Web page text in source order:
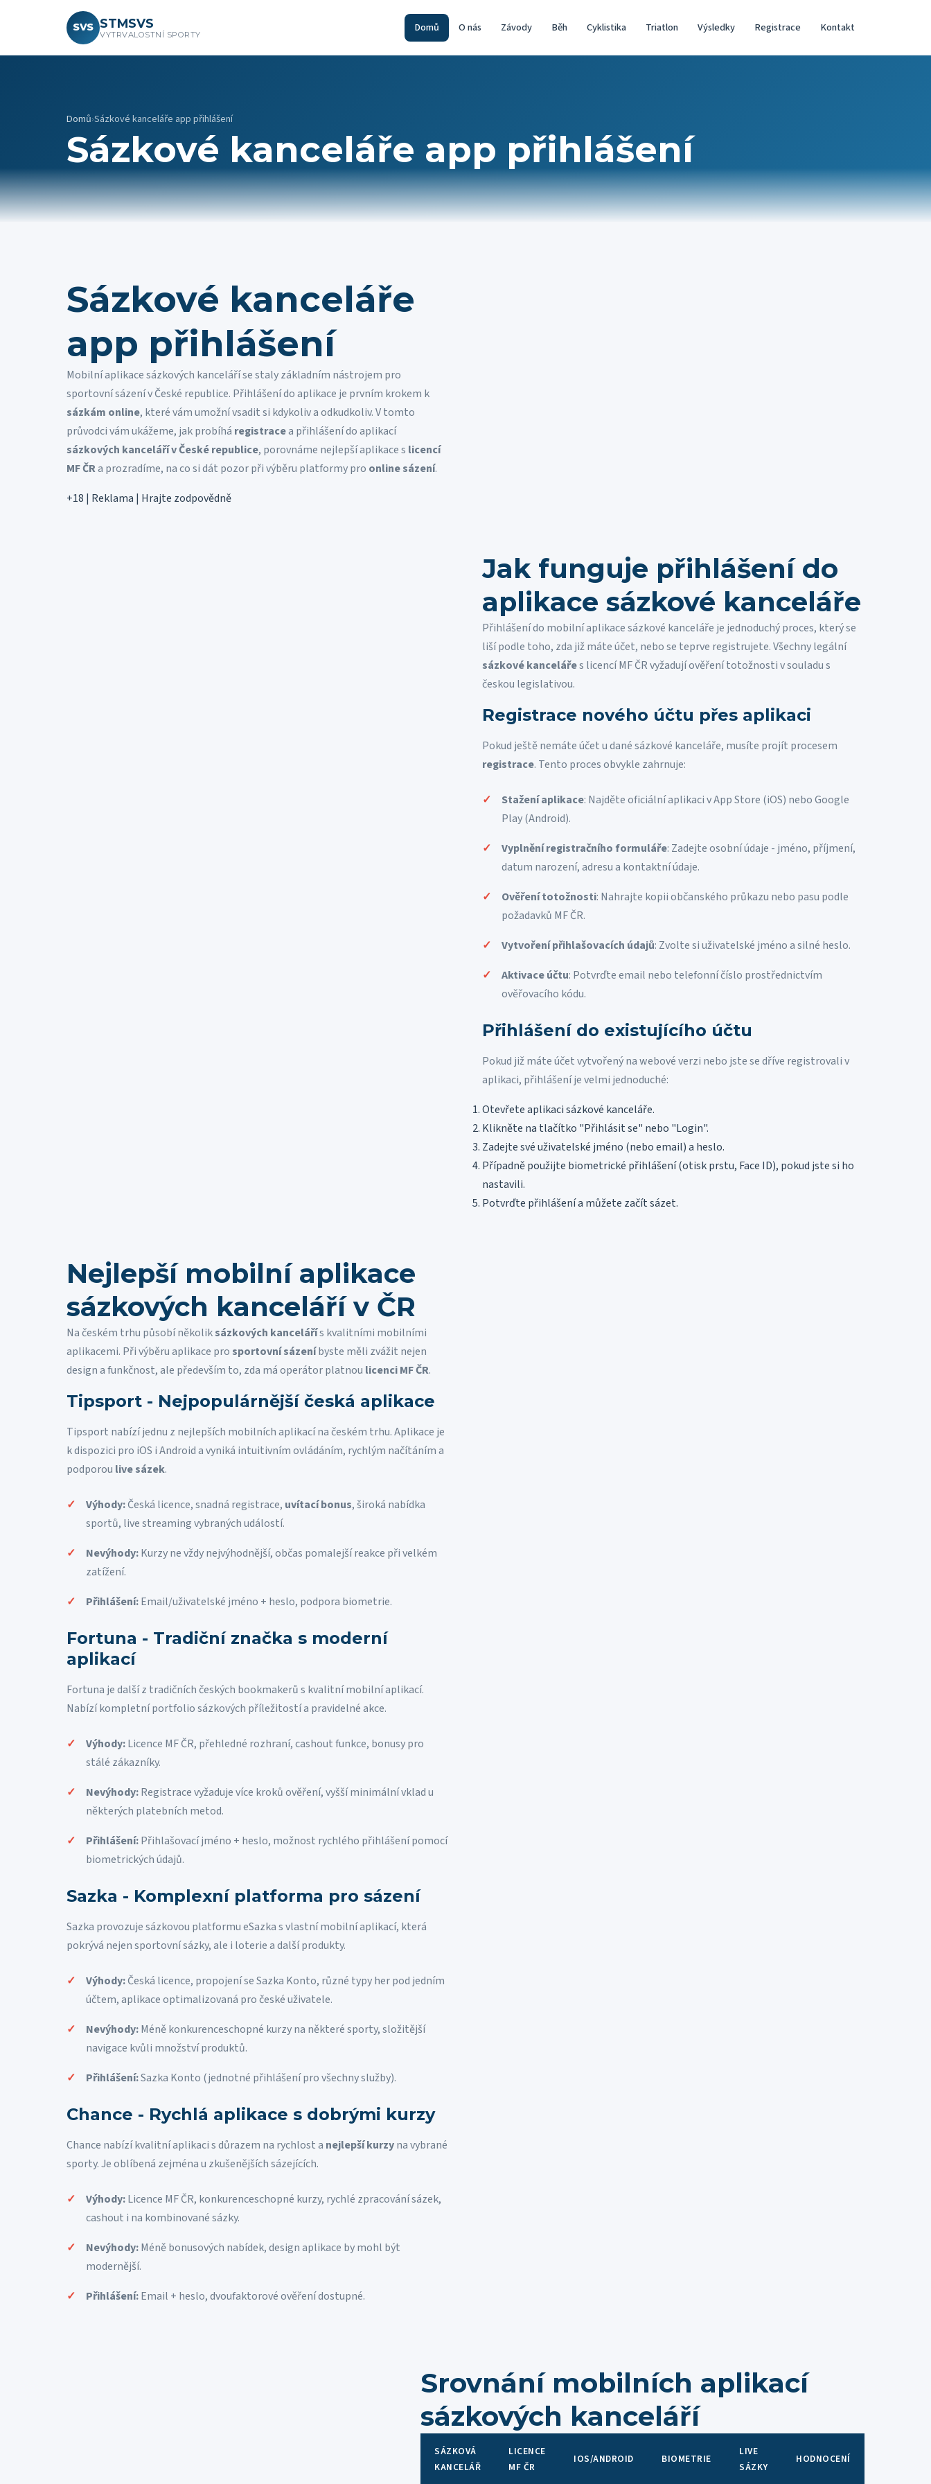
SVS STMSVS
VYTRVALOSTNÍ SPORTY Domů O nás Závody Běh Cyklistika Triatlon Výsledky Registrace Kontakt
Domů›Sázkové kanceláře app přihlášení
Sázkové kanceláře app přihlášení
Sázkové kanceláře
app přihlášení
Mobilní aplikace sázkových kanceláří se staly základním nástrojem pro
sportovní sázení v České republice. Přihlášení do aplikace je prvním krokem k
sázkám online, které vám umožní vsadit si kdykoliv a odkudkoliv. V tomto
průvodci vám ukážeme, jak probíhá registracea přihlášení do aplikací
sázkových kanceláří v České republice, porovnáme nejlepší aplikace s licencí
MF ČRa prozradíme, na co si dát pozor při výběru platformy pro online sázení.
+18 | Reklama | Hrajte zodpovědně
Jak funguje přihlášení do
aplikace sázkové kanceláře
Přihlášení do mobilní aplikace sázkové kanceláře je jednoduchý proces, který se
liší podle toho, zda již máte účet, nebo se teprve registrujete. Všechny legální
sázkové kancelářes licencí MF ČR vyžadují ověření totožnosti v souladu s
českou legislativou.
Registrace nového účtu přes aplikaci
Pokud ještě nemáte účet u dané sázkové kanceláře, musíte projít procesem
registrace. Tento proces obvykle zahrnuje:
Stažení aplikace: Najděte oficiální aplikaci v App Store (iOS) nebo Google
Play (Android).
Vyplnění registračního formuláře: Zadejte osobní údaje - jméno, příjmení,
datum narození, adresu a kontaktní údaje.
Ověření totožnosti: Nahrajte kopii občanského průkazu nebo pasu podle
požadavků MF ČR.
Vytvoření přihlašovacích údajů: Zvolte si uživatelské jméno a silné heslo.
Aktivace účtu: Potvrďte email nebo telefonní číslo prostřednictvím
ověřovacího kódu.
Přihlášení do existujícího účtu
Pokud již máte účet vytvořený na webové verzi nebo jste se dříve registrovali v
aplikaci, přihlášení je velmi jednoduché:
Otevřete aplikaci sázkové kanceláře.
Klikněte na tlačítko "Přihlásit se" nebo "Login".
Zadejte své uživatelské jméno (nebo email) a heslo.
Případně použijte biometrické přihlášení (otisk prstu, Face ID), pokud jste si ho
nastavili.
Potvrďte přihlášení a můžete začít sázet.
Nejlepší mobilní aplikace
sázkových kanceláří v ČR
Na českém trhu působí několiksázkových kancelářís kvalitními mobilními
aplikacemi. Při výběru aplikace prosportovní sázeníbyste měli zvážit nejen
design a funkčnost, ale především to, zda má operátor platnou licenci MF ČR.
Tipsport - Nejpopulárnější česká aplikace
Tipsport nabízí jednu z nejlepších mobilních aplikací na českém trhu. Aplikace je
k dispozici pro iOS i Android a vyniká intuitivním ovládáním, rychlým načítáním a
podporou live sázek.
Výhody:Česká licence, snadná registrace, uvítací bonus, široká nabídka
sportů, live streaming vybraných událostí.
Nevýhody:Kurzy ne vždy nejvýhodnější, občas pomalejší reakce při velkém
zatížení.
Přihlášení:Email/uživatelské jméno + heslo, podpora biometrie.
Fortuna - Tradiční značka s moderní
aplikací
Fortuna je další z tradičních českých bookmakerů s kvalitní mobilní aplikací.
Nabízí kompletní portfolio sázkových příležitostí a pravidelné akce.
Výhody:Licence MF ČR, přehledné rozhraní, cashout funkce, bonusy pro
stálé zákazníky.
Nevýhody:Registrace vyžaduje více kroků ověření, vyšší minimální vklad u
některých platebních metod.
Přihlášení:Přihlašovací jméno + heslo, možnost rychlého přihlášení pomocí
biometrických údajů.
Sazka - Komplexní platforma pro sázení
Sazka provozuje sázkovou platformu eSazka s vlastní mobilní aplikací, která
pokrývá nejen sportovní sázky, ale i loterie a další produkty.
Výhody:Česká licence, propojení se Sazka Konto, různé typy her pod jedním
účtem, aplikace optimalizovaná pro české uživatele.
Nevýhody:Méně konkurenceschopné kurzy na některé sporty, složitější
navigace kvůli množství produktů.
Přihlášení:Sazka Konto (jednotné přihlášení pro všechny služby).
Chance - Rychlá aplikace s dobrými kurzy
Chance nabízí kvalitní aplikaci s důrazem na rychlost a nejlepší kurzyna vybrané
sporty. Je oblíbená zejména u zkušenějších sázejících.
Výhody:Licence MF ČR, konkurenceschopné kurzy, rychlé zpracování sázek,
cashout i na kombinované sázky.
Nevýhody:Méně bonusových nabídek, design aplikace by mohl být
modernější.
Přihlášení:Email + heslo, dvoufaktorové ověření dostupné.
Srovnání mobilních aplikací
sázkových kanceláří
SÁZKOVÁ
KANCELÁŘ
LICENCE
MF ČR
IOS/ANDROID BIOMETRIE
LIVE
SÁZKY
HODNOCENÍ